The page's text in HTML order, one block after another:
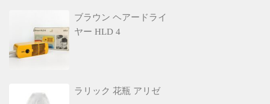
ブラウン ヘアードライ
ヤー HLD 4
ラリック 花瓶 アリゼ